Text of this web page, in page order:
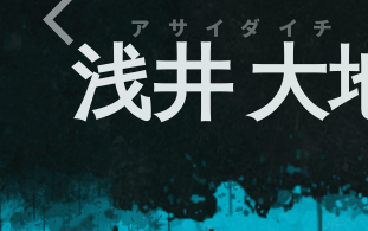
アサイダイチ
浅井 大